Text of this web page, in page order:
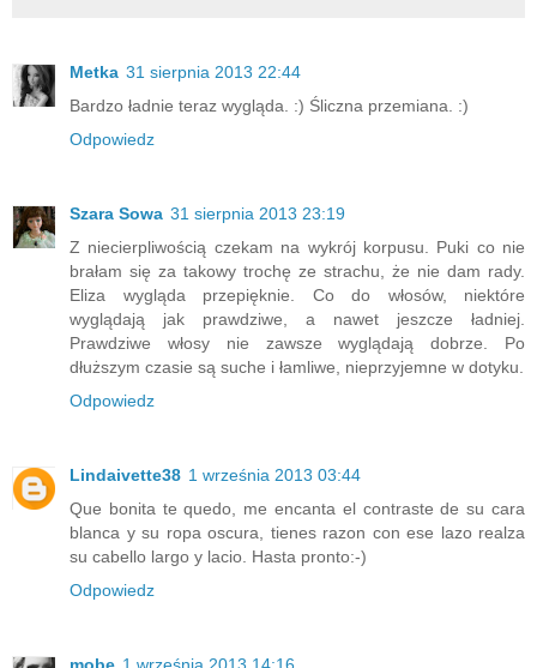
Metka 31 sierpnia 2013 22:44
Bardzo ładnie teraz wygląda. :) Śliczna przemiana. :)
Odpowiedz
Szara Sowa 31 sierpnia 2013 23:19
Z niecierpliwością czekam na wykrój korpusu. Puki co nie
brałam się za takowy trochę ze strachu, że nie dam rady.
Eliza wygląda przepięknie. Co do włosów, niektóre
wyglądają jak prawdziwe, a nawet jeszcze ładniej.
Prawdziwe włosy nie zawsze wyglądają dobrze. Po
dłuższym czasie są suche i łamliwe, nieprzyjemne w dotyku.
Odpowiedz
Lindaivette38 1 września 2013 03:44
Que bonita te quedo, me encanta el contraste de su cara
blanca y su ropa oscura, tienes razon con ese lazo realza
su cabello largo y lacio. Hasta pronto:-)
Odpowiedz